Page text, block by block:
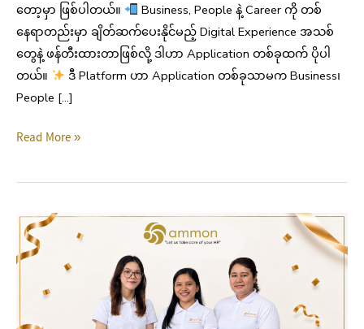
တော့မှာ ဖြစ်ပါတယ်။
Business, People နဲ့ Career ကို တစ်
နေရာတည်းမှာ ချိတ်ဆက်ပေးနိုင်မည့် Digital Experience အသစ်
တွေနဲ့ ဖန်တီးထားတာဖြစ်လို့ ဒါဟာ Application တစ်ခုထက် ပိုပါ
တယ်။
ဒီ Platform ဟာ Application တစ်ခုသာမက Business၊
People […]
Read More »
Ammon
13th
Year
Anniversary